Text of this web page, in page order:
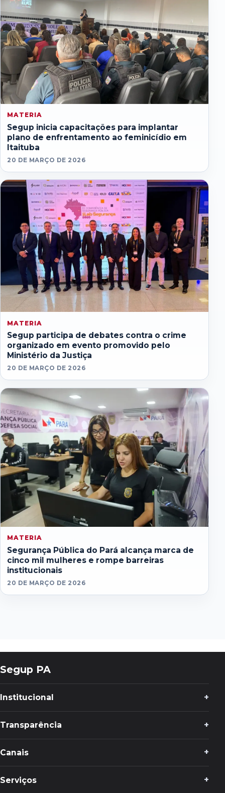
MATERIA
Segup inicia capacitações para implantar
plano de enfrentamento ao feminicídio em
Itaituba
20 DE MARÇO DE 2026
MATERIA
Segup participa de debates contra o crime
organizado em evento promovido pelo
Ministério da Justiça
20 DE MARÇO DE 2026
MATERIA
Segurança Pública do Pará alcança marca de
cinco mil mulheres e rompe barreiras
institucionais
20 DE MARÇO DE 2026
Segup PA
Institucional
Transparência
Canais
Serviços